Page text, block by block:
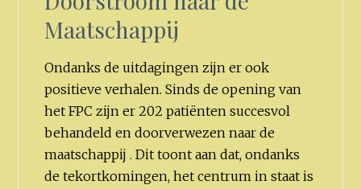
Maatschappij
Ondanks de uitdagingen zijn er ook
positieve verhalen. Sinds de opening van
het FPC zijn er 202 patiënten succesvol
behandeld en doorverwezen naar de
maatschappij . Dit toont aan dat, ondanks
de tekortkomingen, het centrum in staat is